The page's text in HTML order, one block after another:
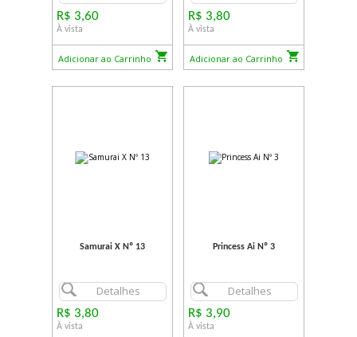
R$ 3,60
À vista
Adicionar ao Carrinho
R$ 3,80
À vista
Adicionar ao Carrinho
Samurai X Nº 13
Detalhes
R$ 3,80
À vista
Princess Ai Nº 3
Detalhes
R$ 3,90
À vista